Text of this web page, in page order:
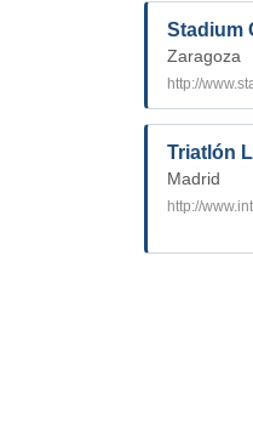
Stadium
Zaragoza
http://
Triatlón
Madrid
http://